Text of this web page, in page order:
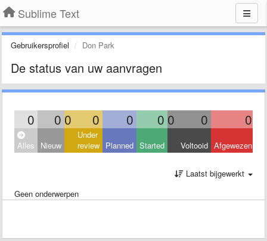
Sublime Text
Gebruikersprofiel Don Park
De status van uw aanvragen
0 0 0 0 0 0 0 0 0
Alles Nieuw
Under
review Planned Started Voltooid Afgewezen
Laatst bijgewerkt
Geen onderwerpen